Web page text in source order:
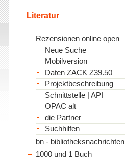
Literatur
Rezensionen online open
Neue Suche
Mobilversion
Daten ZACK Z39.50
Projektbeschreibung
Schnittstelle | API
OPAC alt
die Partner
Suchhilfen
bn - bibliotheksnachrichten
1000 und 1 Buch